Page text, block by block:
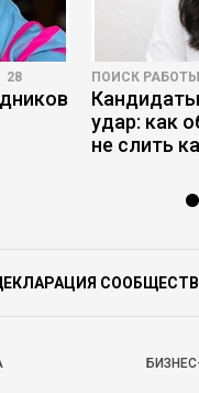
28 ПОИСК РАБОТЫ
удар: как
не слить